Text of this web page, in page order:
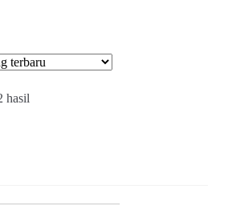
hasil